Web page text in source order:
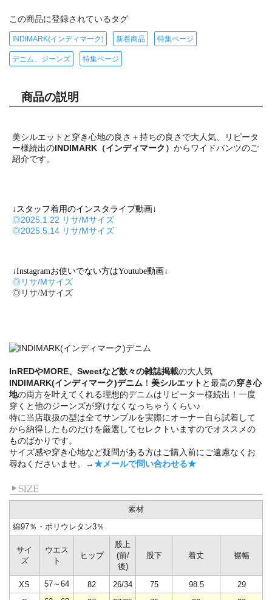
この商品に登録されているタグ
INDIMARK(インディマーク) 新着商品 特集ページ
デニム、ジーンズ 特集ページ
商品の説明
美シルエットと穿き心地の良さ＋持ちの良さで大人気、リピータ
ー様続出のINDIMARK（インディマーク） からワイドパンツのご
紹介です。
↓スタッフ着用のインスタライブ動画↓
◎2025.1.22 リサ/Mサイズ
◎2025.5.14 リサ/Mサイズ
↓Instagramお使いでない方はYoutube動画↓
◎リサ/Mサイズ
◎リサ/Mサイズ
InREDやMORE、Sweetなど数々の雑誌掲載の大人気
INDIMARK(インディマーク)デニム ！ 美シルエット と最高の穿き心
地の両方を叶えてくれる理想的デニムはリピーター様続出！一度
穿くと他のジーンズが穿けなくなっちゃうくらい♪
特に当店取扱の型は全てサンプルを実際にオーナー自ら試着して
から納得したものだけを厳選してセレクトいますのでオススメの
ものばかりです。
サイズ感や穿き心地など疑問がある方はご購入前にご遠慮なくお
尋ねくださいませ。→★メールで問い合わせる★
素材
綿97％・ポリウレタン3％
サイ
ズ
ウエス
ト
ヒップ
股上
(前/
後)
股下 着丈 裾幅
XS 57～64 82 26/34 75 98.5
29